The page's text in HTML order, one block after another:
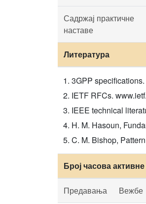
Садржај практичне
наставе
Литература
3GPP
IETF RFCs.
IEEE technical
H. M. Hasoun,
C. M. Bishop,
Број часова
Предавања Вежбе